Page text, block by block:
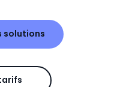
solutions